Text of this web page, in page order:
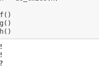
f()
g()
h()
!
!
?